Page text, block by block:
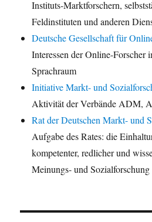
Instituts-Marktforschern,
Feldinstituten und anderen
Deutsche Gesellschaft für
Interessen der Online-Forscher
Sprachraum
Initiative Markt- und
Aktivität der Verbände ADM,
Rat der Deutschen Markt- und
Aufgabe des Rates: die
kompetenter, redlicher und
Meinungs- und